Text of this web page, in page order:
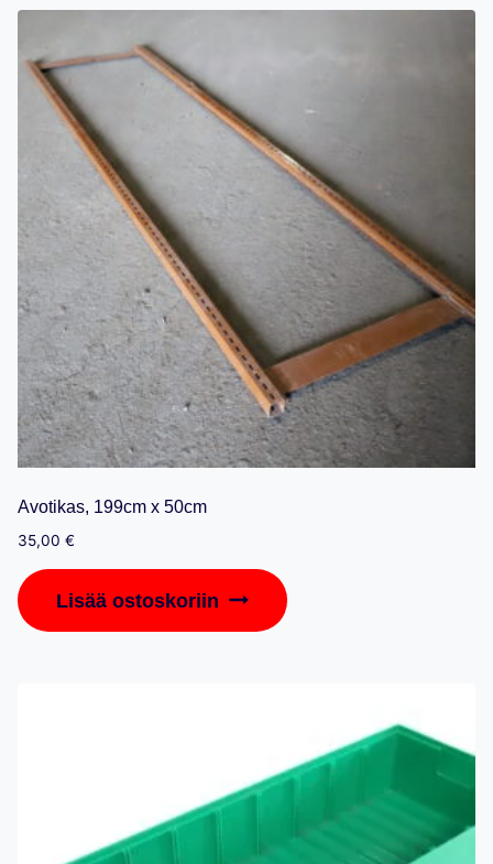
Avotikas, 199cm x 50cm
35,00 €
Lisää ostoskoriin